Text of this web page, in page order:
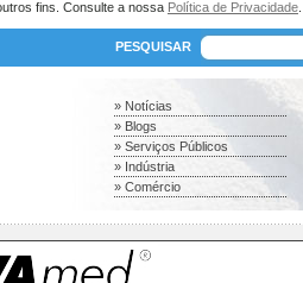
fins. Consulte a nossa Política de Privacidade
PESQUISAR
» Notícias
» Blogs
» Serviços Públicos
» Indústria
» Comércio